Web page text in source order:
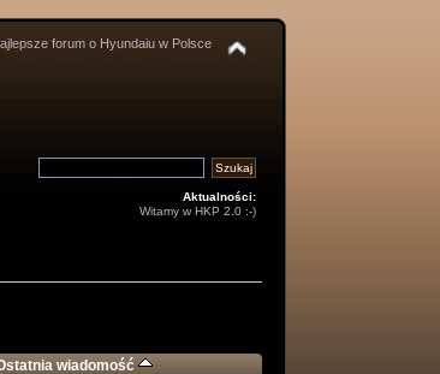
forum o Hyundaiu w Polsce
Aktualności:
Witamy w HKP 2.0 :-)
wiadomość